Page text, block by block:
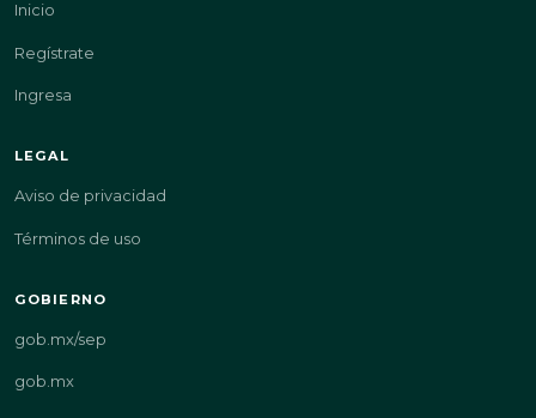
Inicio
Regístrate
Ingresa
LEGAL
Aviso de privacidad
Términos de uso
GOBIERNO
gob.mx/sep
gob.mx